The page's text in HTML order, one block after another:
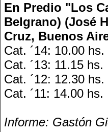
En Predio "Los
Belgrano) (José
Cruz, Buenos
Cat. ´14: 10.00 hs.
Cat. ´13: 11.15 hs.
Cat. ´12: 12.30 hs.
Cat. ´11: 14.00 hs.
Informe: Gastón